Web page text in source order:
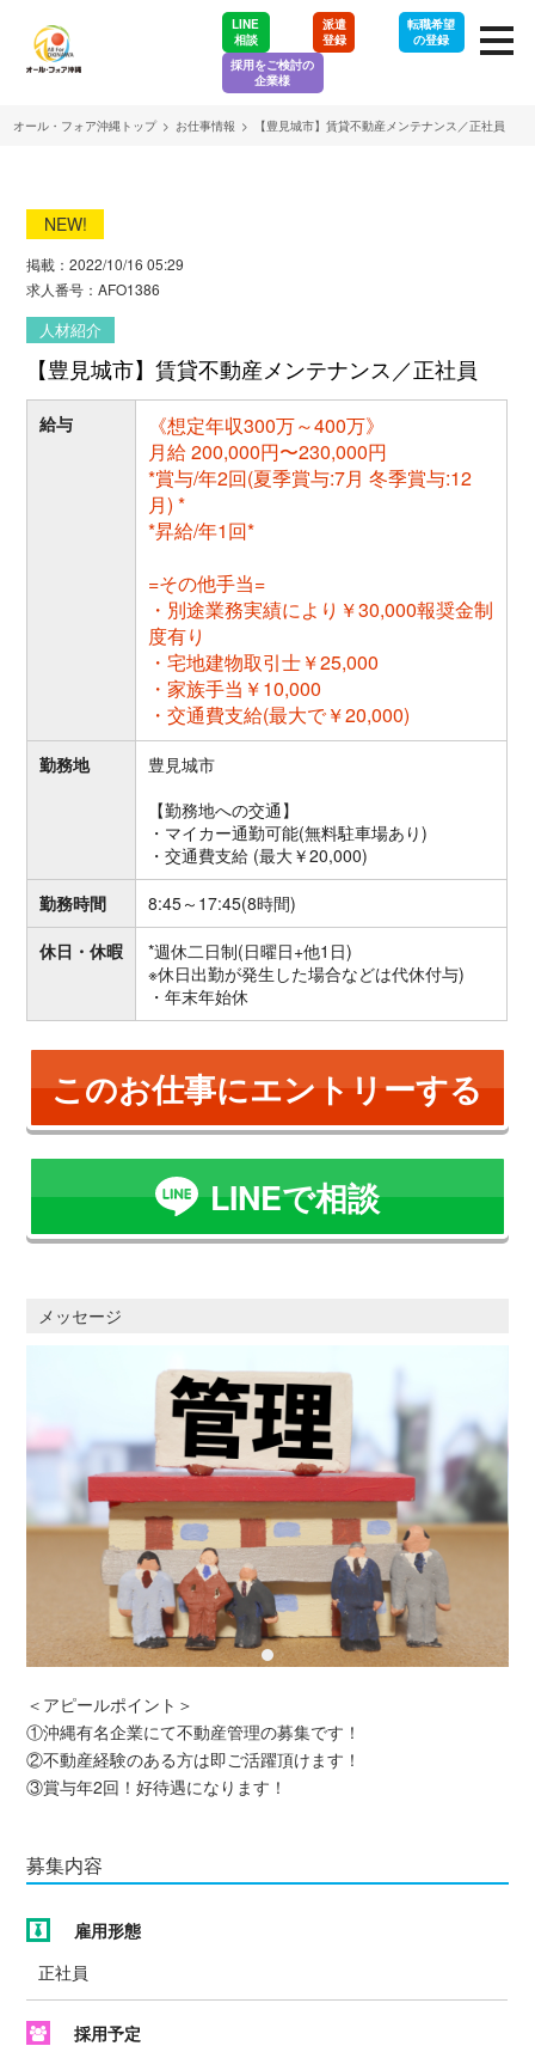
LINE
相談
派遣
登録
転職希望
の登録
採用をご検討の
企業様
オール・フォア沖縄トップ > お仕事情報 > 【豊見城市】賃貸不動産メンテナンス／正社員
NEW!
掲載：2022/10/16 05:29
求人番号：AFO1386
人材紹介
【豊見城市】賃貸不動産メンテナンス／正社員
給与
《想定年収300万～400万》
月給 200,000円〜230,000円
*賞与/年2回(夏季賞与:7月 冬季賞与:12
月) *
*昇給/年1回*
=その他手当=
・別途業務実績により￥30,000報奨金制
度有り
・宅地建物取引士￥25,000
・家族手当￥10,000
・交通費支給(最大で￥20,000)
勤務地
豊見城市
【勤務地への交通】
・マイカー通勤可能(無料駐車場あり)
・交通費支給 (最大￥20,000)
勤務時間
8:45～17:45(8時間)
休日・休暇
*週休二日制(日曜日+他1日)
※休日出勤が発生した場合などは代休付与)
・年末年始休
このお仕事にエントリーする
LINEで相談
メッセージ
＜アピールポイント＞
①沖縄有名企業にて不動産管理の募集です！
②不動産経験のある方は即ご活躍頂けます！
③賞与年2回！好待遇になります！
募集内容
雇用形態
正社員
採用予定